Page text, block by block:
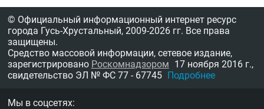
© Официальный информационный интернет ресурс
города Гусь-Хрустальный, 2009-2026 гг. Все права
защищены.
Средство массовой информации, сетевое издание,
зарегистрировано Роскомнадзором 17 ноября 2016 г.,
свидетельство ЭЛ № ФС 77 - 67745 Подробнее
Мы в соцсетях: